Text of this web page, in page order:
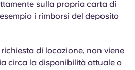
sulla propria carta di
i rimborsi del deposito
di locazione, non viene
circa la disponibilità attuale o